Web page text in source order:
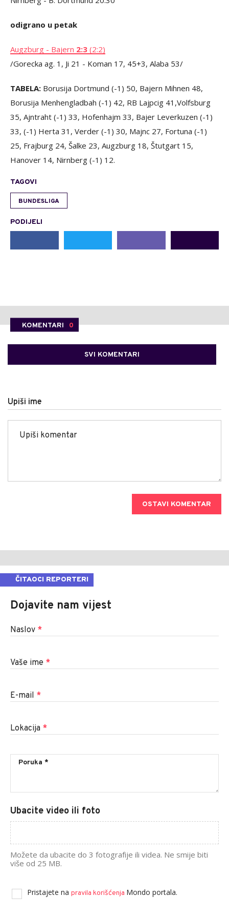
odigrano u petak
Augzburg - Bajern 2:3 (2:2)
/Gorecka ag. 1, Ji 21 - Koman 17, 45+3, Alaba 53/
TABELA: Borusija Dortmund (-1) 50, Bajern Mihnen 48,
Borusija Menhengladbah (-1) 42, RB Lajpcig 41,Volfsburg
35, Ajntraht (-1) 33, Hofenhajm 33, Bajer Leverkuzen (-1)
33, (-1) Herta 31, Verder (-1) 30, Majnc 27, Fortuna (-1)
25, Frajburg 24, Šalke 23, Augzburg 18, Štutgart 15,
Hanover 14, Nirnberg (-1) 12.
TAGOVI
BUNDESLIGA
PODIJELI
KOMENTARI 0
SVI KOMENTARI
Upiši ime
OSTAVI KOMENTAR
ČITAOCI REPORTERI
Dojavite nam vijest
Naslov *
Vaše ime *
E-mail *
Lokacija *
Ubacite video ili foto
Možete da ubacite do 3 fotografije ili videa. Ne smije biti
više od 25 MB.
Pristajete na pravila korišćenja Mondo portala.